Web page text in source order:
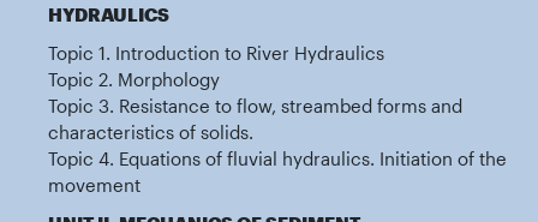
HYDRAULICS
Topic 1. Introduction to River Hydraulics
Topic 2. Morphology
Topic 3. Resistance to flow, streambed forms and
characteristics of solids.
Topic 4. Equations of fluvial hydraulics. Initiation of the
movement